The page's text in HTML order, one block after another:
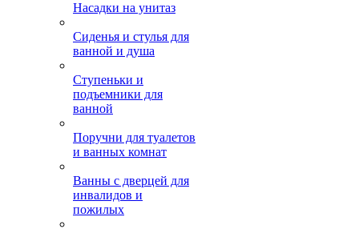
Насадки на унитаз
Сиденья и стулья для
ванной и душа
Ступеньки и
подъемники для
ванной
Поручни для туалетов
и ванных комнат
Ванны с дверцей для
инвалидов и
пожилых